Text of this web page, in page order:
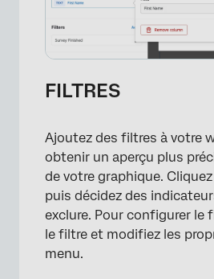
FILTRES
Ajoutez des filtres à votre
obtenir un aperçu plus
de votre graphique.
puis décidez des
exclure. Pour configurer le
le filtre et modifiez les
menu.